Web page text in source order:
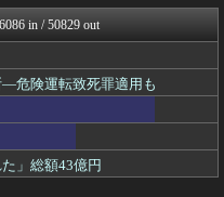
情報通～乃木坂46まと...
ぽけまとめーる
ターズNEWS
CUP
ゃんねる
in / 50829 out
―危険運転致死罪適用も
」総額43億円